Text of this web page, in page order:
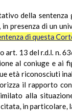
della sentenza
presenza di un
di questa
13 del r.d.l. n.
al coniuge e ai
età riconosciuti
il rapporto
alla
citata, in particolare,